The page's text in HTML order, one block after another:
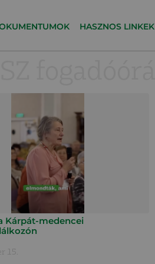
HASZNOS LINKEK
Kárpát-medencei
15.